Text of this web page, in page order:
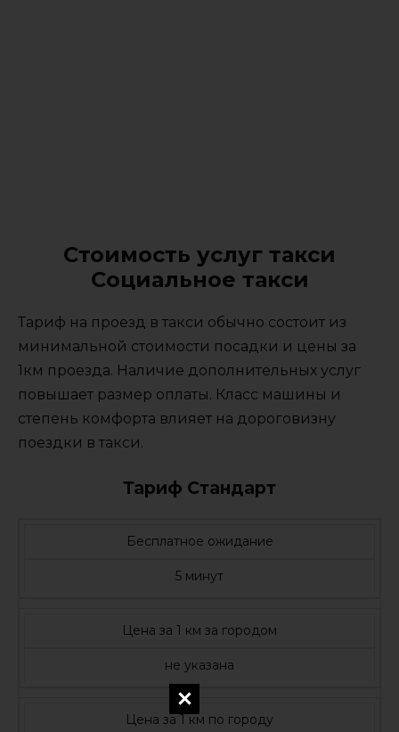
Стоимость услуг такси
Социальное такси
Тариф на проезд в такси обычно состоит из
минимальной стоимости посадки и цены за
1км проезда. Наличие дополнительных услуг
повышает размер оплаты. Класс машины и
степень комфорта влияет на дороговизну
поездки в такси.
Тариф Стандарт
Бесплатное ожидание
5 минут
Цена за 1 км за городом
не указана
Цена за 1 км по городу